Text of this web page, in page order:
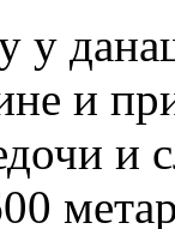
у
и
и